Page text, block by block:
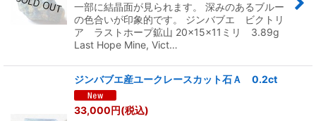
一部に結晶面が見られます。 深みのあるブルー
の色合いが印象的です。 ジンバブエ ビクトリ
ア ラストホープ鉱山 20×15×11ミリ 3.89g
Last Hope Mine, Vict…
ジンバブエ産ユークレースカット石Ａ 0.2ct
33,000円(税込)